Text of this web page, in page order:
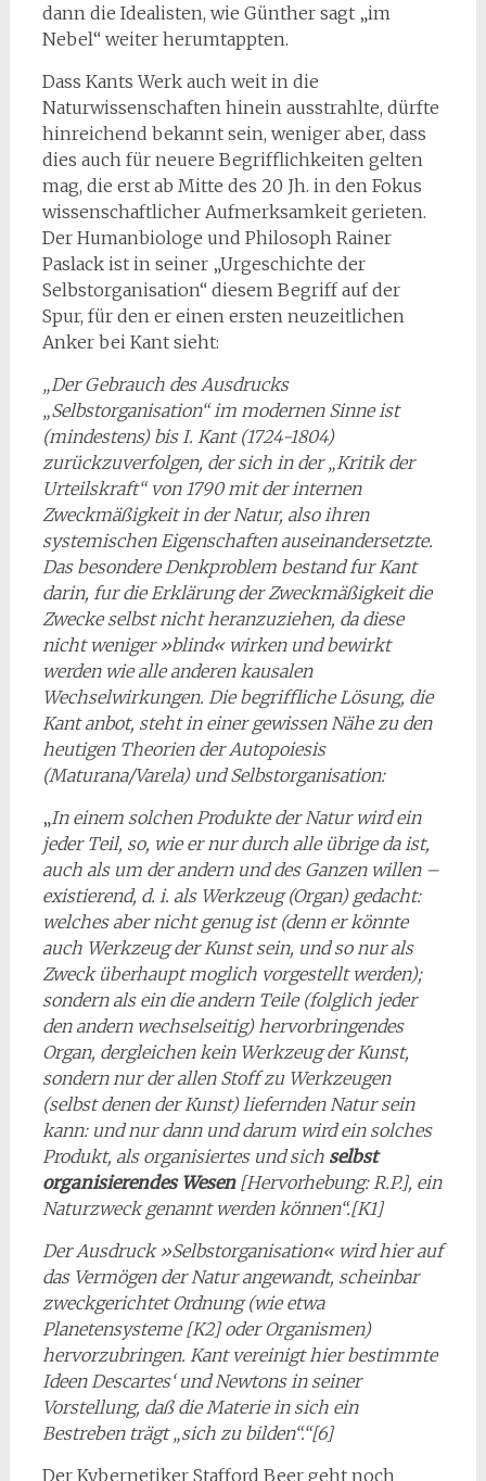
dann die Idealisten, wie Günther sagt „im
Nebel“ weiter herumtappten.
Dass Kants Werk auch weit in die
Naturwissenschaften hinein ausstrahlte, dürfte
hinreichend bekannt sein, weniger aber, dass
dies auch für neuere Begrifflichkeiten gelten
mag, die erst ab Mitte des 20 Jh. in den Fokus
wissenschaftlicher Aufmerksamkeit gerieten.
Der Humanbiologe und Philosoph Rainer
Paslack ist in seiner „Urgeschichte der
Selbstorganisation“ diesem Begriff auf der
Spur, für den er einen ersten neuzeitlichen
Anker bei Kant sieht:
„Der Gebrauch des Ausdrucks
„Selbstorganisation“ im modernen Sinne ist
(mindestens) bis I. Kant (1724-1804)
zurückzuverfolgen, der sich in der „Kritik der
Urteilskraft“ von 1790 mit der internen
Zweckmäßigkeit in der Natur, also ihren
systemischen Eigenschaften auseinandersetzte.
Das besondere Denkproblem bestand fur Kant
darin, fur die Erklärung der Zweckmäßigkeit die
Zwecke selbst nicht heranzuziehen, da diese
nicht weniger »blind« wirken und bewirkt
werden wie alle anderen kausalen
Wechselwirkungen. Die begriffliche Lösung, die
Kant anbot, steht in einer gewissen Nähe zu den
heutigen Theorien der Autopoiesis
(Maturana/Varela) und Selbstorganisation:
„In einem solchen Produkte der Natur wird ein
jeder Teil, so, wie er nur durch alle übrige da ist,
auch als um der andern und des Ganzen willen –
existierend, d. i. als Werkzeug (Organ) gedacht:
welches aber nicht genug ist (denn er könnte
auch Werkzeug der Kunst sein, und so nur als
Zweck überhaupt moglich vorgestellt werden);
sondern als ein die andern Teile (folglich jeder
den andern wechselseitig) hervorbringendes
Organ, dergleichen kein Werkzeug der Kunst,
sondern nur der allen Stoff zu Werkzeugen
(selbst denen der Kunst) liefernden Natur sein
kann: und nur dann und darum wird ein solches
Produkt, als organisiertes und sich selbst
organisierendes Wesen[Hervorhebung: R.P.], ein
Naturzweck genannt werden können“.[K1]
Der Ausdruck »Selbstorganisation« wird hier auf
das Vermögen der Natur angewandt, scheinbar
zweckgerichtet Ordnung (wie etwa
Planetensysteme [K2] oder Organismen)
hervorzubringen. Kant vereinigt hier bestimmte
Ideen Descartes‘ und Newtons in seiner
Vorstellung, daß die Materie in sich ein
Bestreben trägt „sich zu bilden“.“[6]
Der Kybernetiker Stafford Beer geht noch